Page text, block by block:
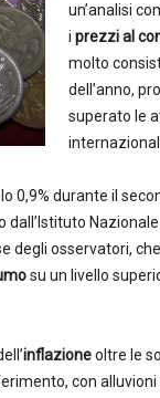
un’analisi
i prezzi al
molto
dell’anno,
superato le
0,9% durante il
degli osservatori,
su un livello
inflazioneoltre le
con